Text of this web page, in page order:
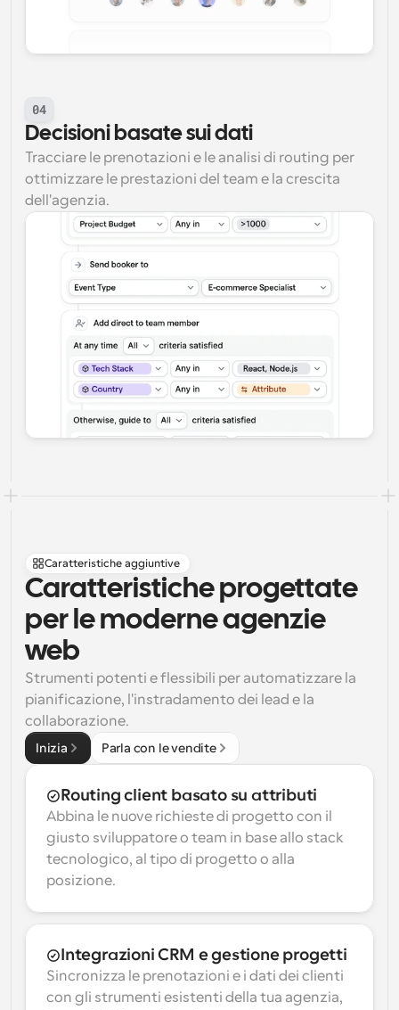
04
Decisioni basate sui dati
Tracciare le prenotazioni e le analisi di routing per
ottimizzare le prestazioni del team e la crescita
dell'agenzia.
Caratteristiche aggiuntive
Caratteristiche progettate
per le moderne agenzie
web
Strumenti potenti e flessibili per automatizzare la
pianificazione, l'instradamento dei lead e la
collaborazione.
Inizia Parla con le vendite
Routing client basato su attributi
Abbina le nuove richieste di progetto con il
giusto sviluppatore o team in base allo stack
tecnologico, al tipo di progetto o alla
posizione.
Integrazioni CRM e gestione progetti
Sincronizza le prenotazioni e i dati dei clienti
con gli strumenti esistenti della tua agenzia,